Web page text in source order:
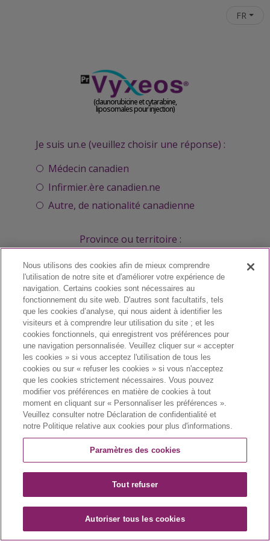
FR
(daunorubicine et cytarabine,
liposomales pour injection)
Je suis un.e (veuillez choisir une réponse) :
Médecin canadien
Infirmier.ère canadien.ne
Autre, de nationalité canadienne
Province ou territoire :
Numéro de permis d’exercice
CA-VYX-2400002-F | March 2024
Nous utilisons des cookies afin de mieux comprendre
l'utilisation de notre site et d'améliorer votre expérience de
navigation. Certains cookies sont nécessaires au
fonctionnement du site web. D'autres sont facultatifs, tels
que les cookies d’analyse, qui nous aident à identifier les
visiteurs et à comprendre leur utilisation du site ; et les
cookies fonctionnels, qui enregistrent vos préférences pour
une navigation personnalisée. Veuillez cliquer sur « accepter
les cookies » si vous acceptez l'utilisation de tous les
cookies ou sur « refuser les cookies » si vous n'acceptez
que les cookies strictement nécessaires. Vous pouvez
modifier vos préférences en matière de cookies à tout
moment en cliquant sur « Personnaliser les préférences ».
Veuillez consulter notre Déclaration de confidentialité et
notre Politique relative aux cookies pour plus d'informations.
Paramètres des cookies
Tout refuser
Autoriser tous les cookies